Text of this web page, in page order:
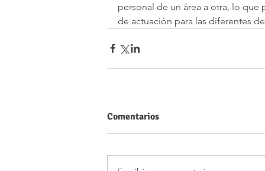
personal de un área a otra, lo
de actuación para las diferentes
Comentarios